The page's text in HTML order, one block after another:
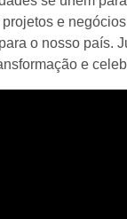
e
o nosso país.
e